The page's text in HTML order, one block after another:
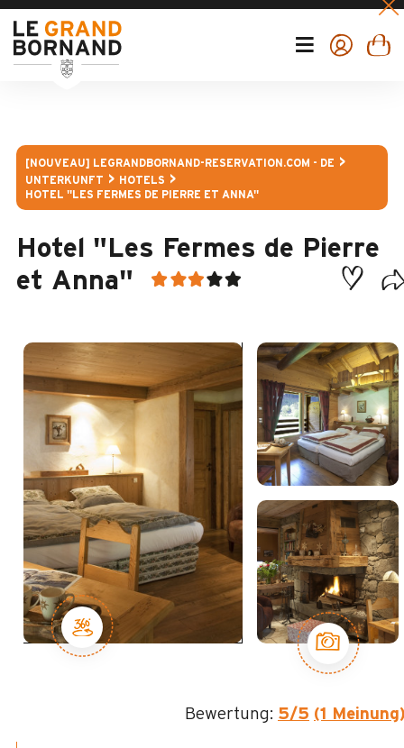
[NOUVEAU] LEGRANDBORNAND-RESERVATION.COM - DE
UNTERKUNFT
HOTELS
HOTEL "LES FERMES DE PIERRE ET ANNA"
Hotel "Les Fermes de Pierre
et Anna"
Bewertung: 5/5 (1